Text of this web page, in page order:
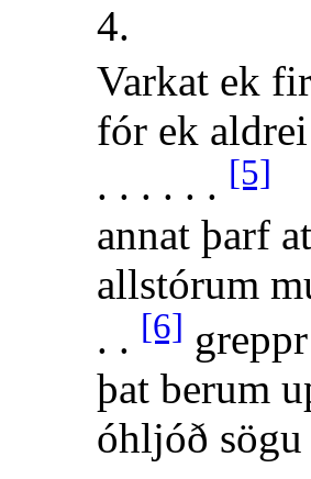
4.
Varkat ek
fór ek
. . . . . . [5]
annat þarf
allstórum
. . [6]
þat berum
óhljóð